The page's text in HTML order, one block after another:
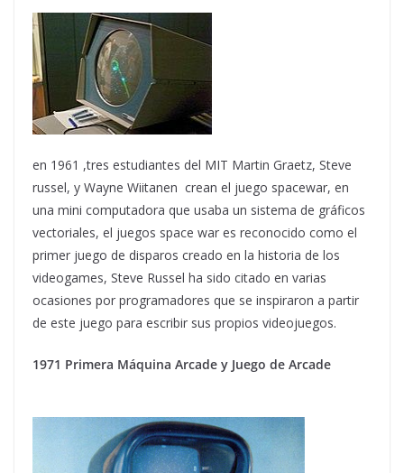
en 1961 ,tres estudiantes del MIT Martin Graetz, Steve
russel, y Wayne Wiitanen crean el juego spacewar, en
una mini computadora que usaba un sistema de gráficos
vectoriales, el juegos space war es reconocido como el
primer juego de disparos creado en la historia de los
videogames, Steve Russel ha sido citado en varias
ocasiones por programadores que se inspiraron a partir
de este juego para escribir sus propios videojuegos.
1971 Primera Máquina Arcade y Juego de Arcade